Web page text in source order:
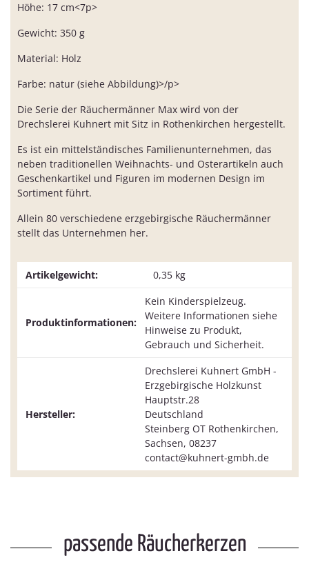
Höhe: 17 cm<7p>
Gewicht: 350 g
Material: Holz
Farbe: natur (siehe Abbildung)>/p>
Die Serie der Räuchermänner Max wird von der
Drechslerei Kuhnert mit Sitz in Rothenkirchen hergestellt.
Es ist ein mittelständisches Familienunternehmen, das
neben traditionellen Weihnachts- und Osterartikeln auch
Geschenkartikel und Figuren im modernen Design im
Sortiment führt.
Allein 80 verschiedene erzgebirgische Räuchermänner
stellt das Unternehmen her.
Artikelgewicht: 0,35 kg
Produktinformationen:
Kein Kinderspielzeug.
Weitere Informationen siehe
Hinweise zu Produkt,
Gebrauch und Sicherheit.
Hersteller:
Drechslerei Kuhnert GmbH -
Erzgebirgische Holzkunst
Hauptstr.28
Deutschland
Steinberg OT Rothenkirchen,
Sachsen, 08237
contact@kuhnert-gmbh.de
passende Räucherkerzen